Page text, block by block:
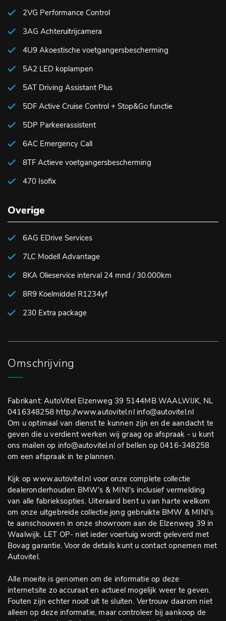
2VG Performance Control
3AG Achteruitrijcamera
4U9 Akoestische voetgangersbescherming
5A2 LED koplampen
5AT Driving Assistant Plus
5DF Active Cruise Control + Stop&Go functie
5DP Parkeerassistent
6AC Emergency Call
8TF Actieve voetgangersbescherming
470 Isofix
Overige
6AG EDrive Services
7LC Modell Advantage
8KA Olieservice interval 24 mnd / 30.000km
8R9 Koelmiddel R1234yf
230 Extra package
Omschrijving
Fabrikant: AutoVitel Elzenweg 39 5144MB WAALWIJK, NL
0416348258 http://www.autovitel.nl info@autovitel.nl
Om u optimaal van dienst te kunnen zijn en de aandacht te
geven die u verdient werken wij graag op afspraak - u kunt
ons mailen op info@autovitel.nl of bellen op 0416-348258
om een afspraak in te plannen.
Kijk op www.autovitel.nl voor onze complete collectie
dealeronderhouden BMW's & MINI's inclusief vermelding
van alle fabrieksopties. Uiteraard bent u van harte welkom
om onze uitgebreide collectie jong gebruikte BMW & MINI's
te aanschouwen in onze showroom aan de Elzenweg 39 in
Waalwijk. LET OP- niet ieder voertuig wordt geleverd met
Bovag garantie. Voor de details kunt u contact opnemen met
Autovitel.
Alle moeite is genomen om de informatie op deze
internetsite zo accuraat en actueel mogelijk weer te geven.
Fouten zijn echter nooit uit te sluiten. Vertrouw daarom niet
alleen op deze informatie, maar controleer bij aankoop de